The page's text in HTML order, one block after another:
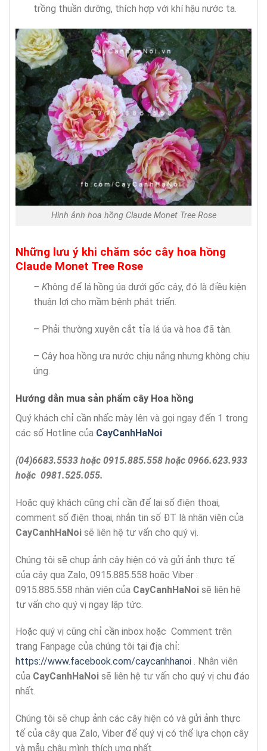
trồng thuần dưỡng, thích hợp với khí hậu nước ta.
Hình ảnh hoa hồng Claude Monet Tree Rose
Những lưu ý khi chăm sóc cây hoa hồng
Claude Monet Tree Rose
– Không để lá hồng úa dưới gốc cây, đó là điều kiện
thuận lợi cho mầm bệnh phát triển.
– Phải thường xuyên cắt tỉa lá úa và hoa đã tàn.
– Cây hoa hồng ưa nước chịu nắng nhưng không chịu
úng.
Hướng dẫn mua sản phẩm cây Hoa hồng
Quý khách chỉ cần nhấc mày lên và gọi ngay đến 1 trong
các số Hotline của CayCanhHaNoi
(04)6683.5533 hoặc 0915.885.558 hoặc 0966.623.933
hoặc 0981.525.055.
Hoặc quý khách cũng chỉ cần để lại số điện thoại,
comment số điện thoại, nhắn tin số ĐT là nhân viên của
CayCanhHaNoi sẽ liên hệ tư vấn cho quý vị.
Chúng tôi sẽ chụp ảnh cây hiện có và gửi ảnh thực tế
của cây qua Zalo, 0915.885.558 hoặc Viber :
0915.885.558 nhân viên của CayCanhHaNoi sẽ liên hệ
tư vấn cho quý vị ngay lập tức.
Hoặc quý vị cũng chỉ cần inbox hoặc Comment trên
trang Fanpage của chúng tôi tại địa chỉ:
https://www.facebook.com/caycanhhanoi . Nhân viên
của CayCanhHaNoi sẽ liên hệ tư vấn cho quý vị chu đáo
nhất.
Chúng tôi sẽ chụp ảnh các cây hiện có và gửi ảnh thực
tế của cây qua Zalo, Viber để quý vị có thể lựa chọn cây
và mẫu chậu mình thích ưng nhất.